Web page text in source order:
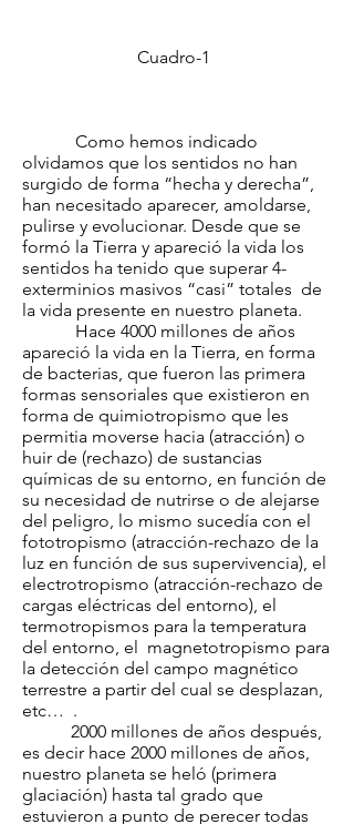
Cuadro-1
Como hemos indicado
olvidamos que los sentidos no han
surgido de forma “hecha y derecha”,
han necesitado aparecer, amoldarse,
pulirse y evolucionar. Desde que se
formó la Tierra y apareció la vida los
sentidos ha tenido que superar 4-
exterminios masivos “casi” totales de
la vida presente en nuestro planeta.
Hace 4000 millones de años
apareció la vida en la Tierra, en forma
de bacterias, que fueron las primera
formas sensoriales que existieron en
forma de quimiotropismo que les
permitia moverse hacia (atracción) o
huir de (rechazo) de sustancias
químicas de su entorno, en función de
su necesidad de nutrirse o de alejarse
del peligro, lo mismo sucedía con el
fototropismo (atracción-rechazo de la
luz en función de sus supervivencia), el
electrotropismo (atracción-rechazo de
cargas eléctricas del entorno), el
termotropismos para la temperatura
del entorno, el magnetotropismo para
la detección del campo magnético
terrestre a partir del cual se desplazan,
etc… .
2000 millones de años después,
es decir hace 2000 millones de años,
nuestro planeta se heló (primera
glaciación) hasta tal grado que
estuvieron a punto de perecer todas